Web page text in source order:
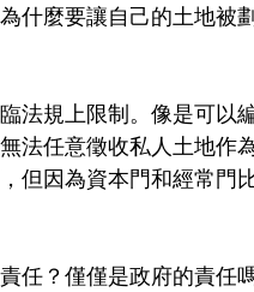
什麼要讓自己的土地被
法規上限制。像是可以
法任意徵收私人土地作
但因為資本門和經常門
任？僅僅是政府的責任